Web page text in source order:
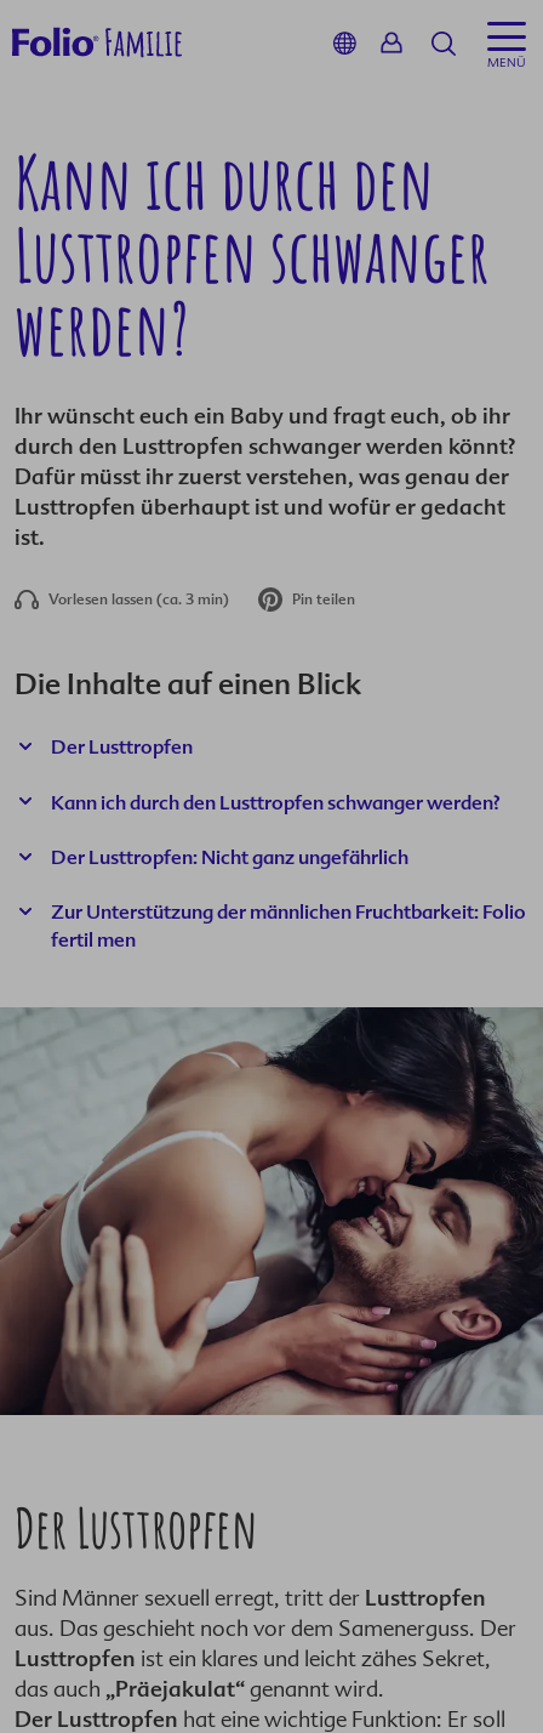
Suche
MENÜ
Kann ich durch den
Lusttropfen schwanger
werden?
Ihr wünscht euch ein Baby und fragt euch, ob ihr
durch den Lusttropfen schwanger werden könnt?
Dafür müsst ihr zuerst verstehen, was genau der
Lusttropfen überhaupt ist und wofür er gedacht
ist.
Vorlesen lassen (ca. 3 min) Artikel teilen:
Pin teilen
Die Inhalte auf einen Blick
Der Lusttropfen
Kann ich durch den Lusttropfen schwanger werden?
Der Lusttropfen: Nicht ganz ungefährlich
Zur Unterstützung der männlichen Fruchtbarkeit: Folio
fertil men
Der Lusttropfen
Sind Männer sexuell erregt, tritt der Lusttropfen
aus. Das geschieht noch vor dem Samenerguss. Der
Lusttropfen ist ein klares und leicht zähes Sekret,
das auch „Präejakulat“genannt wird.
Der Lusttropfen hat eine wichtige Funktion: Er soll
Service
Folio-
Baby-